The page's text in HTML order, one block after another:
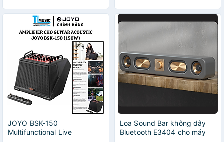
JOYO BSK-150
Multifunctional Live
Loa Sound Bar không dây
Bluetooth E3404 cho máy